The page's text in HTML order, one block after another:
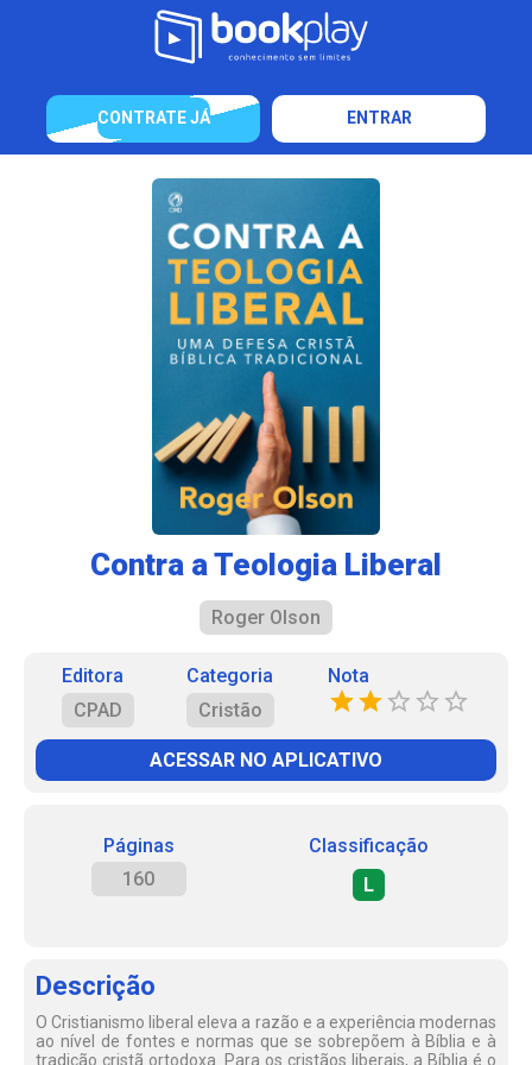
CONTRATE JÁ ENTRAR
Contra a Teologia Liberal
Roger Olson
Editora
CPAD
Categoria
Cristão
Nota
ACESSAR NO APLICATIVO
Páginas
160
Classificação
L
Descrição
O Cristianismo liberal eleva a razão e a experiência modernas
ao nível de fontes e normas que se sobrepõem à Bíblia e à
tradição cristã ortodoxa. Para os cristãos liberais, a Bíblia é o